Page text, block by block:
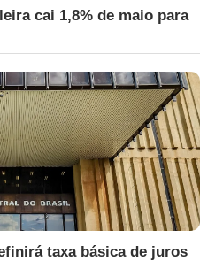
cai 1,8% de maio para
taxa básica de juros